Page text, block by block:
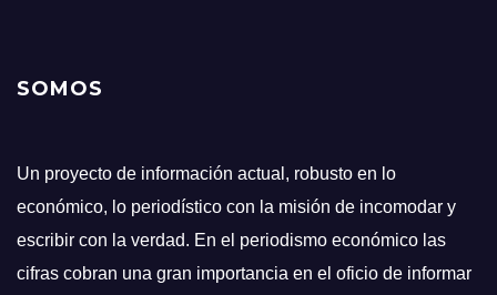
SOMOS
Un proyecto de información actual, robusto en lo
económico, lo periodístico con la misión de incomodar y
escribir con la verdad. En el periodismo económico las
cifras cobran una gran importancia en el oficio de informar